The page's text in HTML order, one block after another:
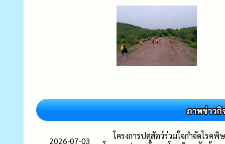
2026-07-03
โครงการปศุสัตว์ร่วมใจกำจัดโรค